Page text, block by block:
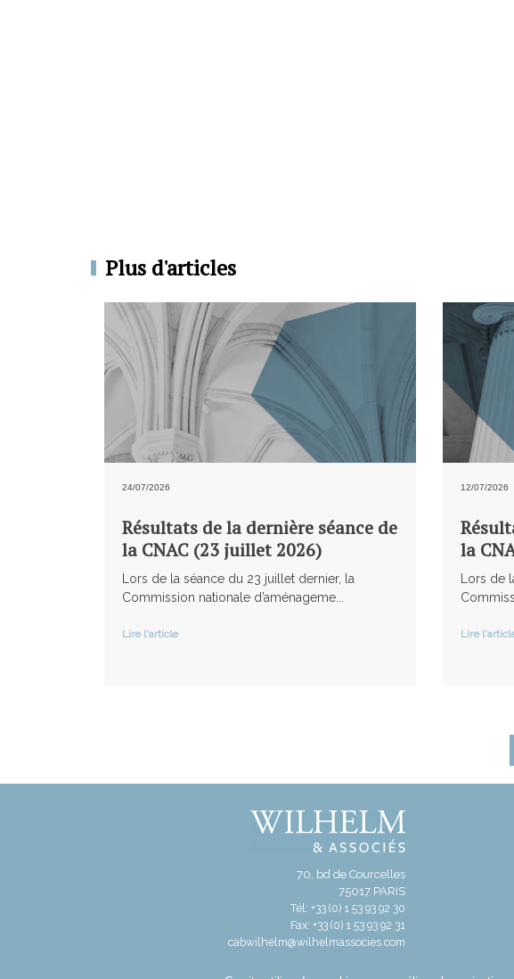
Plus d'articles
24/07/2026
Résultats de la dernière séance de
la CNAC (23 juillet 2026)
Lors de la séance du 23 juillet dernier, la
Commission nationale d’aménageme...
Lire l'article
12/07/2026
la
Lors de
Lire
70, bd de Courcelles
75017 PARIS
Tél: +33 (0) 1 53 93 92 30
Fax: +33 (0) 1 53 93 92 31
cabwilhelm@wilhelmassocies.com
MENTIONS LÉGALES PLAN DU SITE